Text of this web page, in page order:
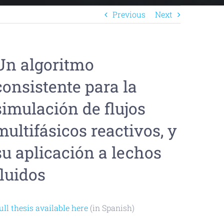
Previous Next
algoritmo
para la
de flujos
reactivos, y
aplicación a lechos
thesis available here(in Spanish)